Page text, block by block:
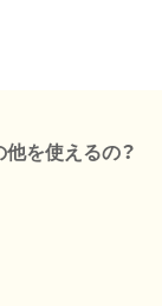
を使えるの？